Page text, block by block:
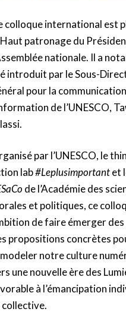
colloque international est
patronage du
nationale. Il a
introduit par le Sous-
pour la
de l’UNESCO,
par l’UNESCO, le
lab#Leplusimportantet
de l’Académie des
et politiques, ce
de faire émerger des
propositions concrètes
notre culture
une nouvelle ère des
à l’émancipation
collective.